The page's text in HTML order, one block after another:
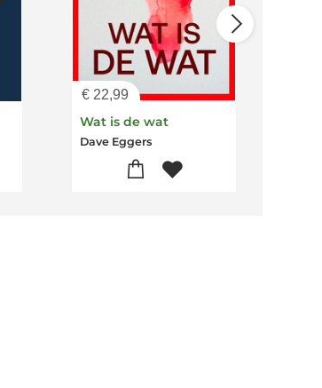
€ 22,99
Wat is de wat
Dave Eggers